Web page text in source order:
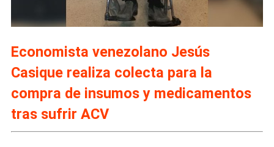
Economista venezolano Jesús
Casique realiza colecta para la
compra de insumos y medicamentos
tras sufrir ACV